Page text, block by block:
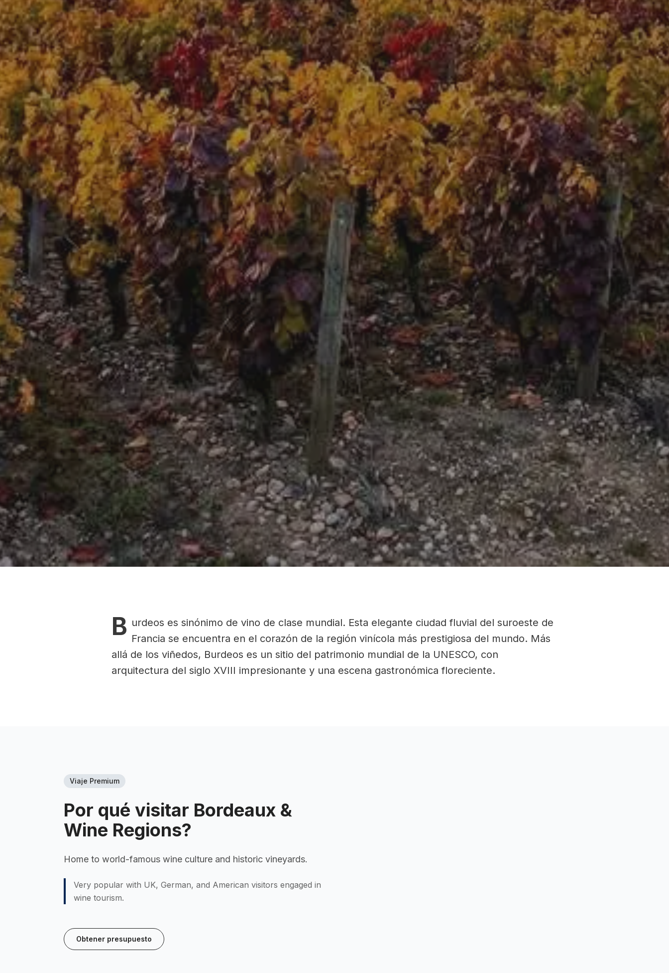
B urdeos es sinónimo de vino de clase mundial. Esta elegante ciudad fluvial del suroeste de
Francia se encuentra en el corazón de la región vinícola más prestigiosa del mundo. Más
allá de los viñedos, Burdeos es un sitio del patrimonio mundial de la UNESCO, con
arquitectura del siglo XVIII impresionante y una escena gastronómica floreciente.
Viaje Premium
Por qué visitar Bordeaux &
Wine Regions?
Home to world-famous wine culture and historic vineyards.
Very popular with UK, German, and American visitors engaged in
wine tourism.
Obtener presupuesto